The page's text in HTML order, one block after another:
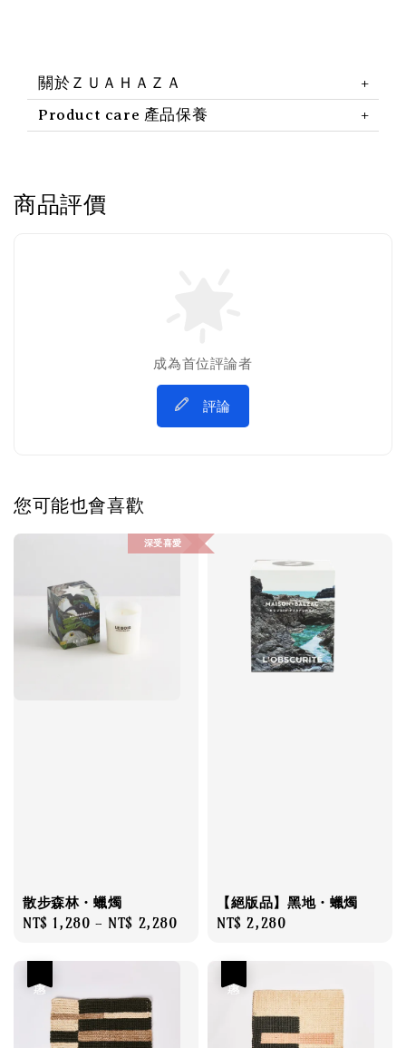
關於ＺＵＡＨＡＺＡ
Product care 產品保養
商品評價
成為首位評論者
評論
您可能也會喜歡
深受喜愛
散步森林・蠟燭
Regular
NT$ 1,280 - NT$ 2,280
【絕版品】黑地・蠟燭
Regular
NT$ 2,280